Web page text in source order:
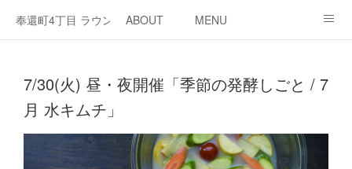
奉還町4丁目 ラウンジ・カド
ABOUT MENU
7/30(火) 昼・夜開催「季節の発酵しごと / 7
月 水キムチ」